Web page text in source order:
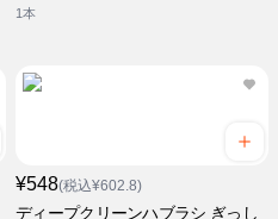
1本
¥548(税込¥602.8)
ディープクリーンハブラシ ぎっし